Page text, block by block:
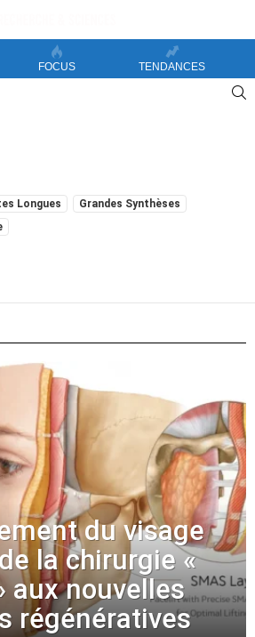
FOCUS TENDANCES
Longues
Grandes Synthèses
du visage
la chirurgie «
aux nouvelles
régénératives